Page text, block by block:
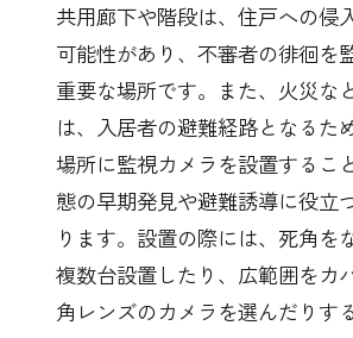
共用廊下や階段は、住戸への侵
可能性があり、不審者の徘徊を
重要な場所です。また、火災な
は、入居者の避難経路となるた
場所に監視カメラを設置するこ
態の早期発見や避難誘導に役立
ります。設置の際には、死角を
複数台設置したり、広範囲をカ
角レンズのカメラを選んだりす